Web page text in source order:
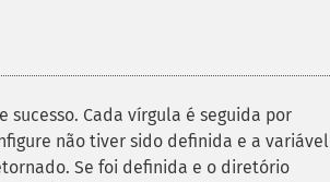
Cada vírgula é seguida por
não tiver sido definida e a variável
Se foi definida e o diretório